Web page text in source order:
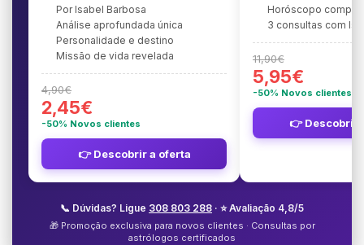
Por Isabel Barbosa
Análise aprofundada única
Personalidade e destino
Missão de vida revelada
4,90€
2,45€
-50% Novos clientes
👉 Descobrir a oferta
Horóscopo
3 consultas com
11,90€
5,95€
-50% Novos clientes
👉 Descobrir
📞 Dúvidas? Ligue 308 803 288 · ⭐ Avaliação 4,8/5
🎁 Promoção exclusiva para novos clientes · Consultas por
astrólogos certificados